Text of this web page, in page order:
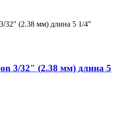
3/32" (2.38 мм) длина 5